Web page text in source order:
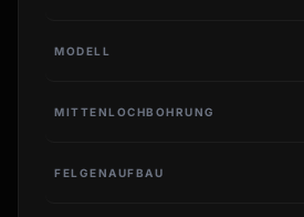
MODELL
MITTENLOCHBOHRUNG
FELGENAUFBAU